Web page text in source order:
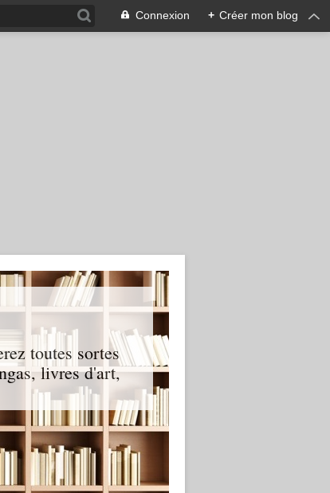
Connexion + Créer mon blog
toutes sortes
livres d'art,